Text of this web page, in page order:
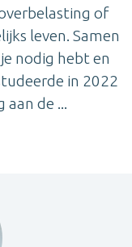
of
leven. Samen
nodig hebt en
in 2022
aan de ...